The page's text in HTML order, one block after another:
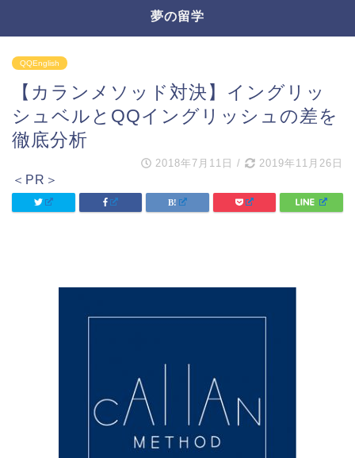
夢の留学
QQEnglish
【カランメソッド対決】イングリッ
シュベルとQQイングリッシュの差を
徹底分析
2018年7月11日 / 2019年11月26日
＜PR＞